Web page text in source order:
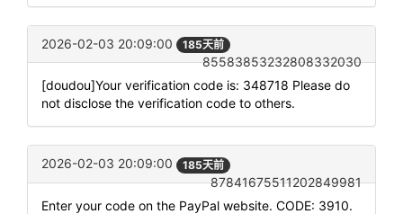
2026-02-03 20:09:00 185天前
85583853232808332030
[doudou]Your verification code is: 348718 Please do
not disclose the verification code to others.
2026-02-03 20:09:00 185天前
87841675511202849981
Enter your code on the PayPal website. CODE: 3910.